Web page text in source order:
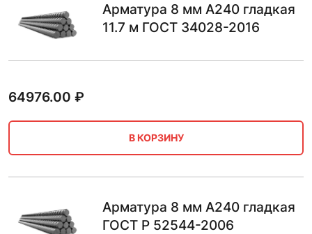
Арматура 8 мм А240 гладкая
11.7 м ГОСТ 34028-2016
64976.00 ₽
В КОРЗИНУ
Арматура 8 мм А240 гладкая
ГОСТ Р 52544-2006